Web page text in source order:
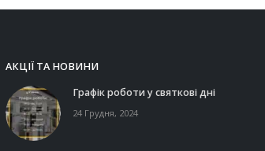
АКЦІЇ ТА НОВИНИ
Графік роботи у святкові дні
24 Грудня, 2024